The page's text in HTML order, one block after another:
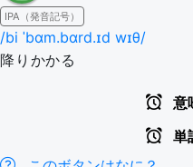
IPA（発音記号）
/bi ˈbɑm.bɑrd.ɪd wɪθ/
降りかかる
意
単